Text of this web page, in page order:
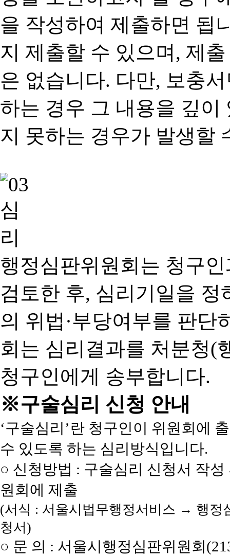
을 작성하여 제출하면 됩
지 제출할 수 있으며, 제
은 없습니다. 다만, 보충
하는 경우 그 내용을 깊이
지 못하는 경우가 발생할
행정심판위원회는 청구
검토한 후, 심리기일을 정
의 위법·부당여부를 판단
회는 심리결과를 처분청(
청구인에게 송부합니다.
※구술심리 신청 안내
‘구술심리’란 청구인이 위원회에
수 있도록 하는 심리방식입니다.
○ 신청방법 : 구술심리 신청서 작
원회에 제출
(서식 : 서울시법무행정서비스 → 행
청서)
○ 문 의 : 서울시행정심판위원회